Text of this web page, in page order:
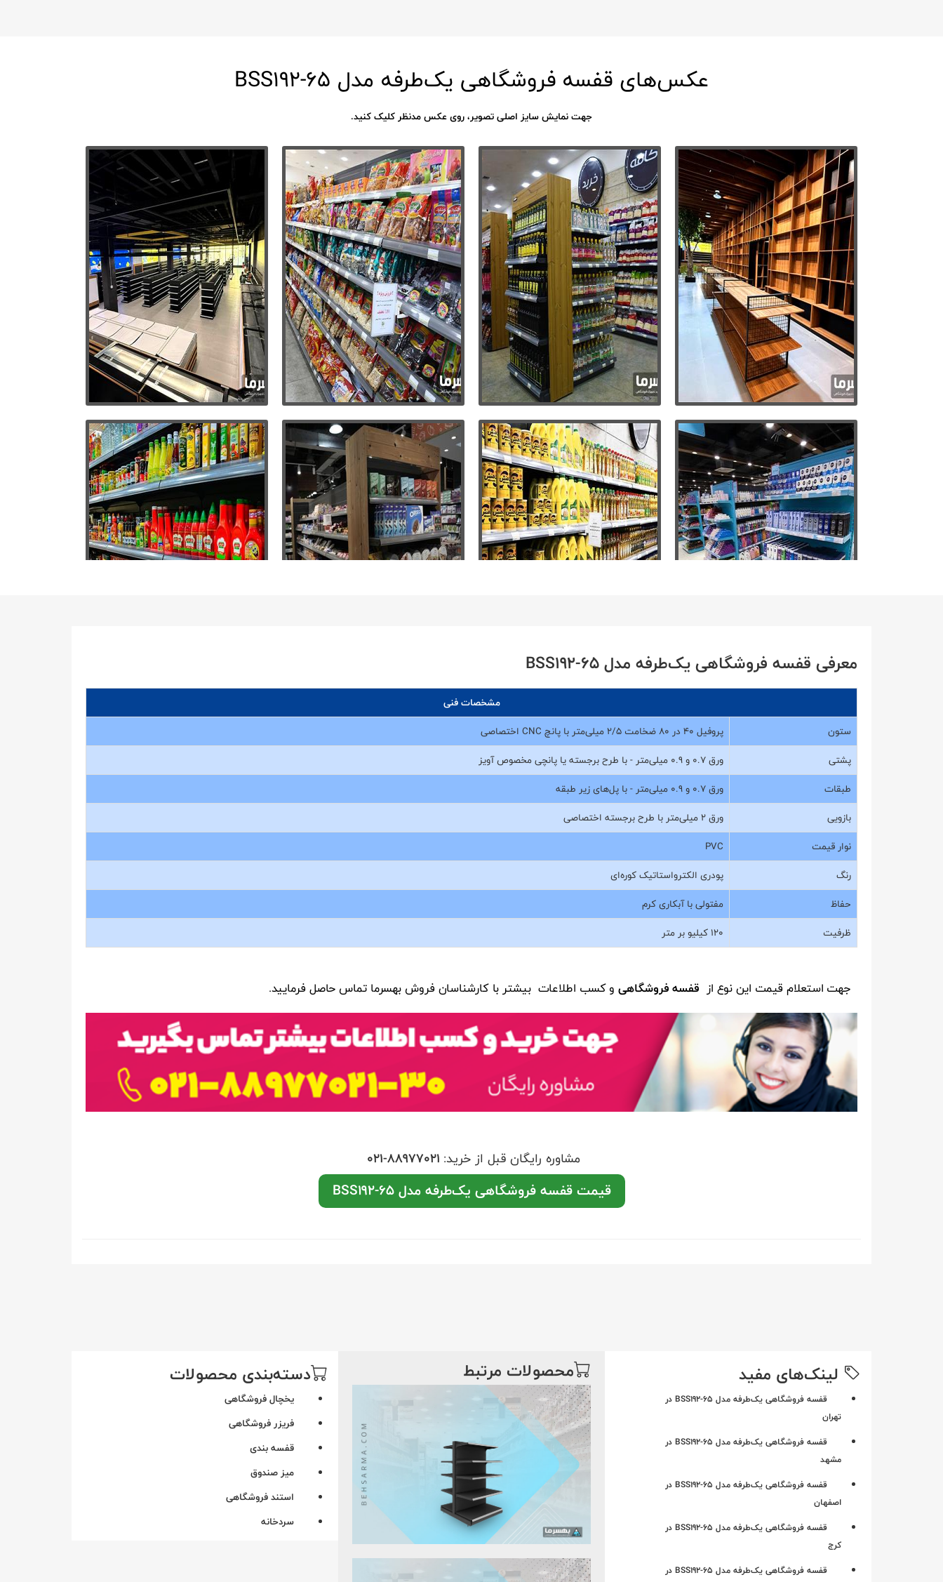
عکس‌های قفسه فروشگاهی یک‌طرفه مدل BSS192-65
جهت نمایش سایز اصلی تصویر، روی عکس مدنظر کلیک کنید.
معرفی قفسه فروشگاهی یک‌طرفه مدل BSS192-65
مشخصات فنی
ستون
پروفیل 40 در 80 ضخامت 2/5 میلی‌متر با پانچ CNC اختصاصی
پشتی
ورق 0.7 و 0.9 میلی‌متر - با طرح برجسته یا پانچی مخصوص آویز
طبقات
ورق 0.7 و 0.9 میلی‌متر - با پل‌های زیر طبقه
بازویی
ورق 2 میلی‌متر با طرح برجسته اختصاصی
نوار قیمت
PVC
رنگ
پودری الکترواستاتیک کوره‌ای
حفاظ
مفتولی با آبکاری کرم
ظرفیت
120 کیلیو بر متر
جهت استعلام قیمت این نوع از قفسه فروشگاهیو کسب اطلاعات بیشتر با کارشناسان فروش بهسرما تماس حاصل فرمایید.
مشاوره رایگان قبل از خرید: 021-88977021
قیمت قفسه فروشگاهی یک‌طرفه مدل BSS192-65
لینک‌های مفید
قفسه فروشگاهی یک‌طرفه مدل BSS192-65 در
تهران
قفسه فروشگاهی یک‌طرفه مدل BSS192-65 در
مشهد
قفسه فروشگاهی یک‌طرفه مدل BSS192-65 در
اصفهان
قفسه فروشگاهی یک‌طرفه مدل BSS192-65 در
کرج
قفسه فروشگاهی یک‌طرفه مدل BSS192-65 در
محصولات مرتبط دسته‌بندی محصولات
یخچال فروشگاهی
فریزر فروشگاهی
قفسه بندی
میز صندوق
استند فروشگاهی
سردخانه